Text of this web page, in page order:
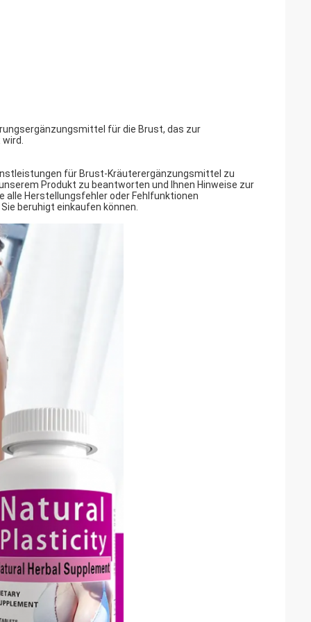
für die Brust, das zur
für Brust-Kräuterergänzungsmittel zu
Produkt zu beantworten und Ihnen Hinweise zur
alle Herstellungsfehler oder Fehlfunktionen
beruhigt einkaufen können.